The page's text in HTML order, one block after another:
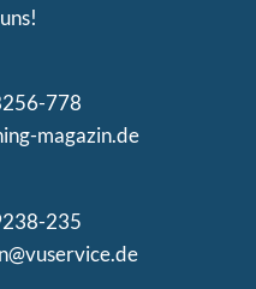
778
magazin.de
235